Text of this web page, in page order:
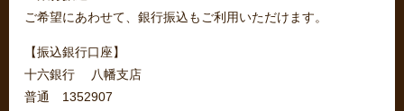
ご希望にあわせて、銀行振込もご利用いただけます。
【振込銀行口座】
十六銀行 八幡支店
普通 1352907